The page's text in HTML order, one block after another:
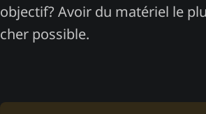
objectif? Avoir du matériel le
cher possible.